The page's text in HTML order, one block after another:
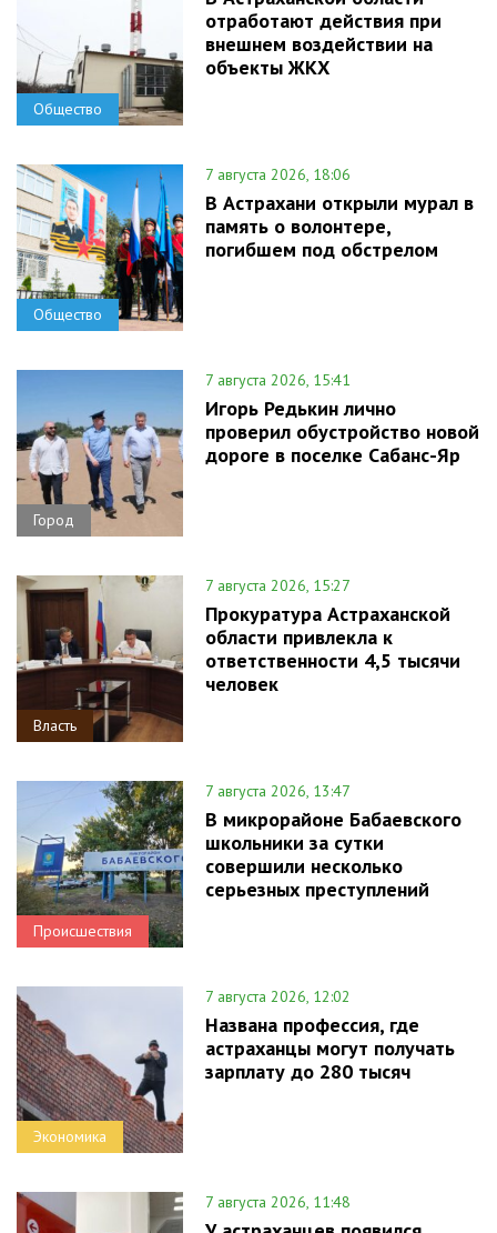
Общество
отработают действия при
внешнем воздействии на
объекты ЖКХ
Общество
7 августа 2026, 18:06
В Астрахани открыли мурал в
память о волонтере,
погибшем под обстрелом
Город
7 августа 2026, 15:41
Игорь Редькин лично
проверил обустройство новой
дороге в поселке Сабанс-Яр
Власть
7 августа 2026, 15:27
Прокуратура Астраханской
области привлекла к
ответственности 4,5 тысячи
человек
Происшествия
7 августа 2026, 13:47
В микрорайоне Бабаевского
школьники за сутки
совершили несколько
серьезных преступлений
Экономика
7 августа 2026, 12:02
Названа профессия, где
астраханцы могут получать
зарплату до 280 тысяч
7 августа 2026, 11:48